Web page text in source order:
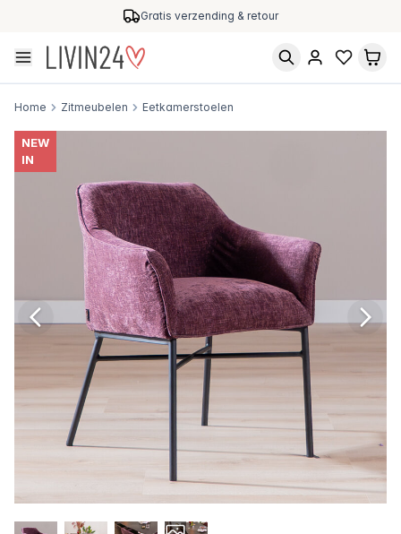
Gratis verzending & retour
Home Zitmeubelen Eetkamerstoelen
NEW
IN